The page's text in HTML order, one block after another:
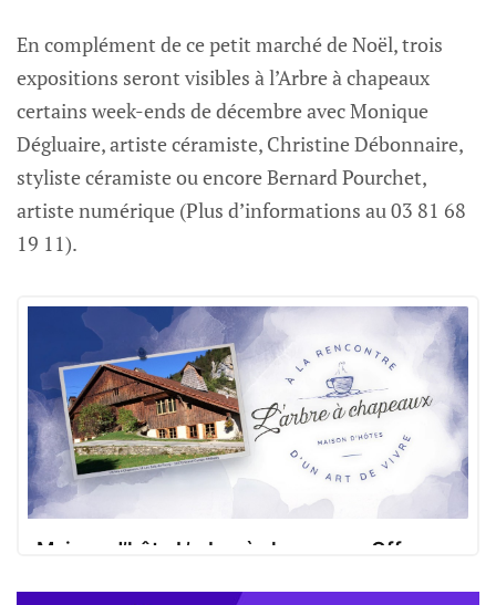
Séjournez dans une ferme comtoise du XVIIᵉ
siècle, alliant charme authentique et confort
moderne, au cœur du Doubs.
Logo L'arbre à chapeaux
En complément de ce petit marché de Noël, trois
expositions seront visibles à l’Arbre à chapeaux
certains week-ends de décembre avec Monique
Dégluaire, artiste céramiste, Christine Débonnaire,
styliste céramiste ou encore Bernard Pourchet,
artiste numérique (Plus d’informations au 03 81 68
19 11).
Maison d’hôte L’arbre à chapeaux - Offrez